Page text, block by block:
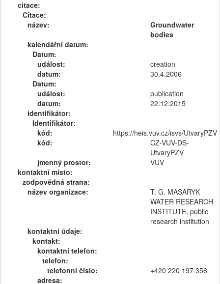
citace:
Citace:
název:
Groundwater
bodies
kalendářní datum:
Datum:
událost:
creation
datum:
30.4.2006
Datum:
událost:
publication
datum:
22.12.2015
identifikátor:
Identifikátor:
kód:
https://heis.vuv.cz/isvs/UtvaryPZV
kód:
CZ-VUV-DS-
UtvaryPZV
jmenný prostor:
VUV
kontaktní místo:
zodpovědná strana:
název organizace:
T. G. MASARYK
WATER RESEARCH
INSTITUTE, public
research institution
kontaktní údaje:
kontakt:
kontaktní telefon:
telefon:
telefonní číslo:
+420 220 197 356
adresa: